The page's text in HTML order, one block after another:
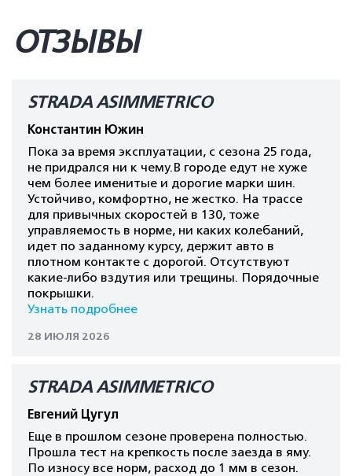
ОТЗЫВЫ
STRADA ASIMMETRICO
Константин Южин
Пока за время эксплуатации, с сезона 25 года,
не придрался ни к чему.В городе едут не хуже
чем более именитые и дорогие марки шин.
Устойчиво, комфортно, не жестко. На трассе
для привычных скоростей в 130, тоже
управляемость в норме, ни каких колебаний,
идет по заданному курсу, держит авто в
плотном контакте с дорогой. Отсутствуют
какие-либо вздутия или трещины. Порядочные
покрышки.
Узнать подробнее
28 ИЮЛЯ 2026
STRADA ASIMMETRICO
Евгений Цугул
Еще в прошлом сезоне проверена полностью.
Прошла тест на крепкость после заезда в яму.
По износу все норм, расход до 1 мм в сезон.